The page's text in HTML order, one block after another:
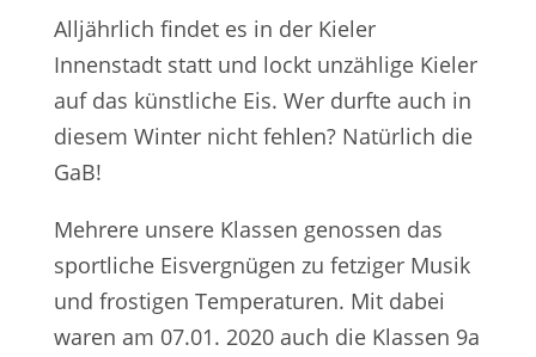
Alljährlich findet es in der Kieler
Innenstadt statt und lockt unzählige Kieler
auf das künstliche Eis. Wer durfte auch in
diesem Winter nicht fehlen? Natürlich die
GaB!
Mehrere unsere Klassen genossen das
sportliche Eisvergnügen zu fetziger Musik
und frostigen Temperaturen. Mit dabei
waren am 07.01. 2020 auch die Klassen 9a